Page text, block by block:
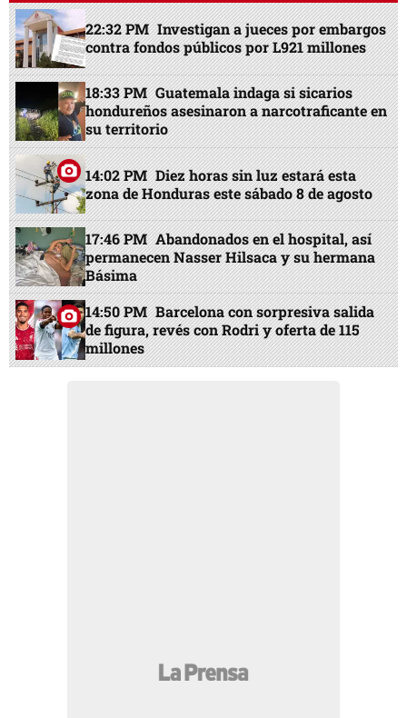
22:32 PM Investigan a jueces por embargos
contra fondos públicos por L921 millones
18:33 PM Guatemala indaga si sicarios
hondureños asesinaron a narcotraficante en
su territorio
14:02 PM Diez horas sin luz estará esta
zona de Honduras este sábado 8 de agosto
17:46 PM Abandonados en el hospital, así
permanecen Nasser Hilsaca y su hermana
Básima
14:50 PM Barcelona con sorpresiva salida
de figura, revés con Rodri y oferta de 115
millones